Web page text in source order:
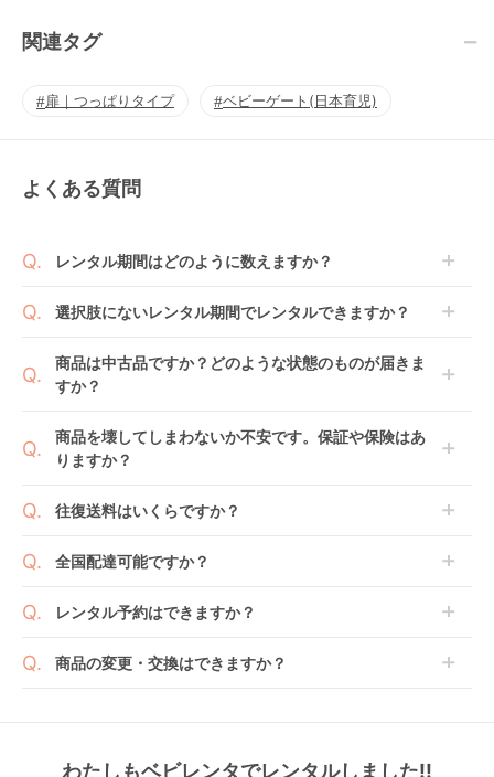
関連タグ
扉｜つっぱりタイプ ベビーゲート(日本育児)
よくある質問
レンタル期間はどのように数えますか？
開始日1日目となります。
日までに配送業者（佐川急便）に商品の引渡しとなり
ます。
選択肢にないレンタル期間でレンタルできますか？
間の利用が可能です。
例えば4ヶ月の場合、3ヶ月レンタル＋1ヶ月延長とし
の上で、早期にご返却ください。
商品は中古品ですか？どのような状態のものが届きま
すか？
のもございます。
新品商品はメーカーから仕入れた状態のものをお送り
走行テストを行う場合がございます。
となる場合がございます。その際、メーカーの都合に
場合や、在庫切れによりご注文をキャンセルさせてい
い。
※万が一キャンセルとなった場合には、代金は全額ご
てお届けしております。そのため、小さなキズや使用
商品を壊してしまわないか不安です。保証や保険はあ
りますか？
おります。
ョンをご購入ください。
詳しくはこちらをご確認ください。
往復送料はいくらですか？
へ入れ、カートページから住所を入力すると送料が確
全国配達可能ですか？
※空港への配達はご対応できかねますのであらかじめ
レンタル予約はできますか？
可能ですので、商品のご注文時にご希望のお日にちに
商品の変更・交換はできますか？
また、レンタル期間の変更も商品発送前であれば変更
わたしもベビレンタでレンタルしました!!